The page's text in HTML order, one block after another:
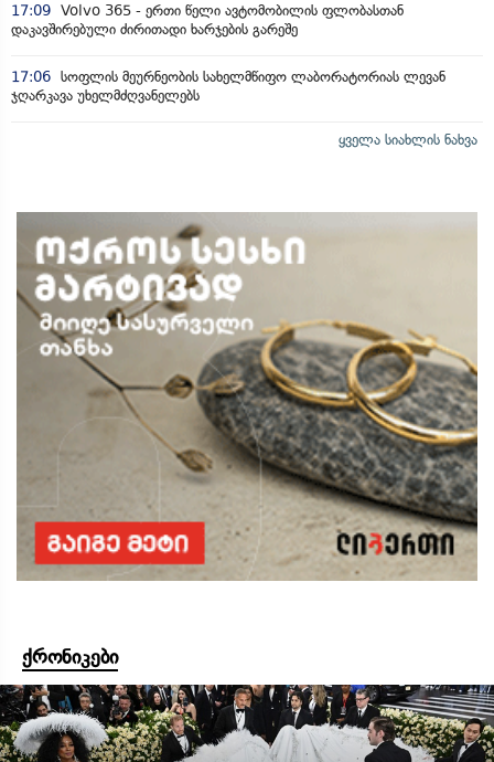
17:09 Volvo 365 - ერთი წელი ავტომობილის ფლობასთან
დაკავშირებული ძირითადი ხარჯების გარეშე
17:06 სოფლის მეურნეობის სახელმწიფო ლაბორატორიას ლევან
ჯღარკავა უხელმძღვანელებს
ყველა სიახლის ნახვა
ქრონიკები